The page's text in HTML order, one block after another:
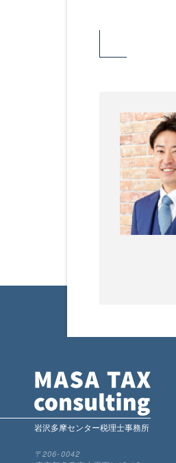
岩沢多摩センター税理士事務所
〒206-0042